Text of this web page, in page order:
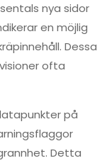
nya sidor
en möjlig
Dessa
ofta
på
Detta